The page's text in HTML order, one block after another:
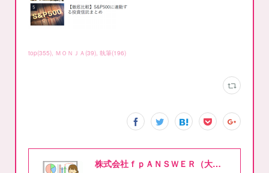
top(355) ＭＯＮＪＡ (39) 執筆(196)
株式会社ｆｐＡＮＳＷＥＲ（大泉稔1級FPライティング事務所）